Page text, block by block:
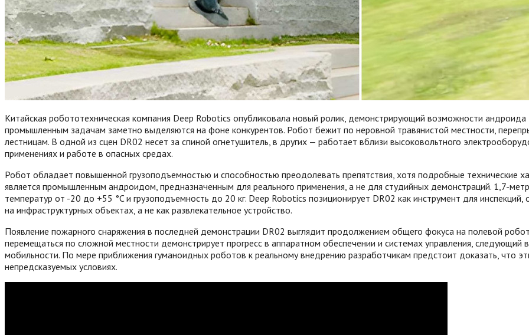
Китайская робототехническая компания Deep Robotics опубликовала новый ролик, демонстрирующий возможности
промышленным задачам заметно выделяются на фоне конкурентов. Робот бежит по неровной травянистой местности,
лестницам. В одной из сцен DR02 несет за спиной огнетушитель, в других — работает вблизи высоковольтного
применениях и работе в опасных средах.
Робот обладает повышенной грузоподъемностью и способностью преодолевать препятствия, хотя подробные технические
является промышленным андроидом, предназначенным для реального применения, а не для студийных демонстраций. 1,7-
температур от -20 до +55 °C и грузоподъемность до 20 кг. Deep Robotics позиционирует DR02 как инструмент для
на инфраструктурных объектах, а не как развлекательное устройство.
Появление пожарного снаряжения в последней демонстрации DR02 выглядит продолжением общего фокуса на полевой
перемещаться по сложной местности демонстрирует прогресс в аппаратном обеспечении и системах управления,
мобильности. По мере приближения гуманоидных роботов к реальному внедрению разработчикам предстоит доказать, что
непредсказуемых условиях.